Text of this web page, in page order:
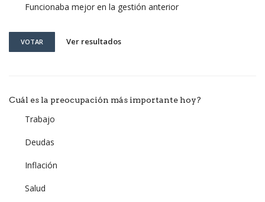
Funcionaba mejor en la gestión anterior
VOTAR Ver resultados
Cuál es la preocupación más importante hoy?
Trabajo
Deudas
Inflación
Salud